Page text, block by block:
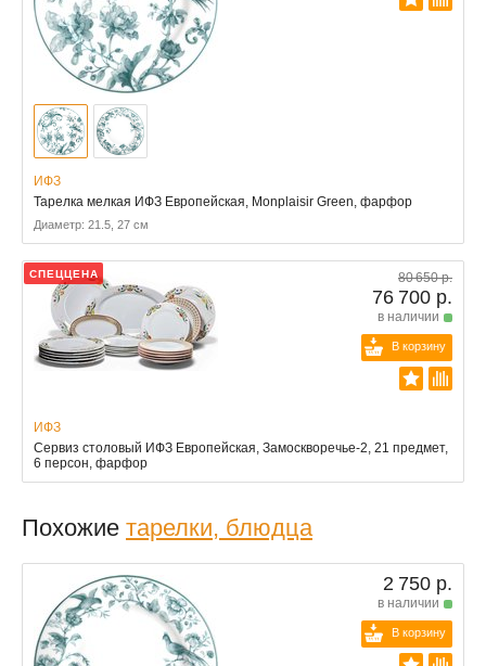
ИФЗ
Тарелка мелкая ИФЗ Европейская, Monplaisir Green, фарфор
Диаметр: 21.5, 27 см
СПЕЦЦЕНА 80 650 р.
76 700 р.
в наличии
В корзину
ИФЗ
Сервиз столовый ИФЗ Европейская, Замоскворечье-2, 21 предмет,
6 персон, фарфор
Похожие тарелки, блюдца
2 750 р.
в наличии
В корзину